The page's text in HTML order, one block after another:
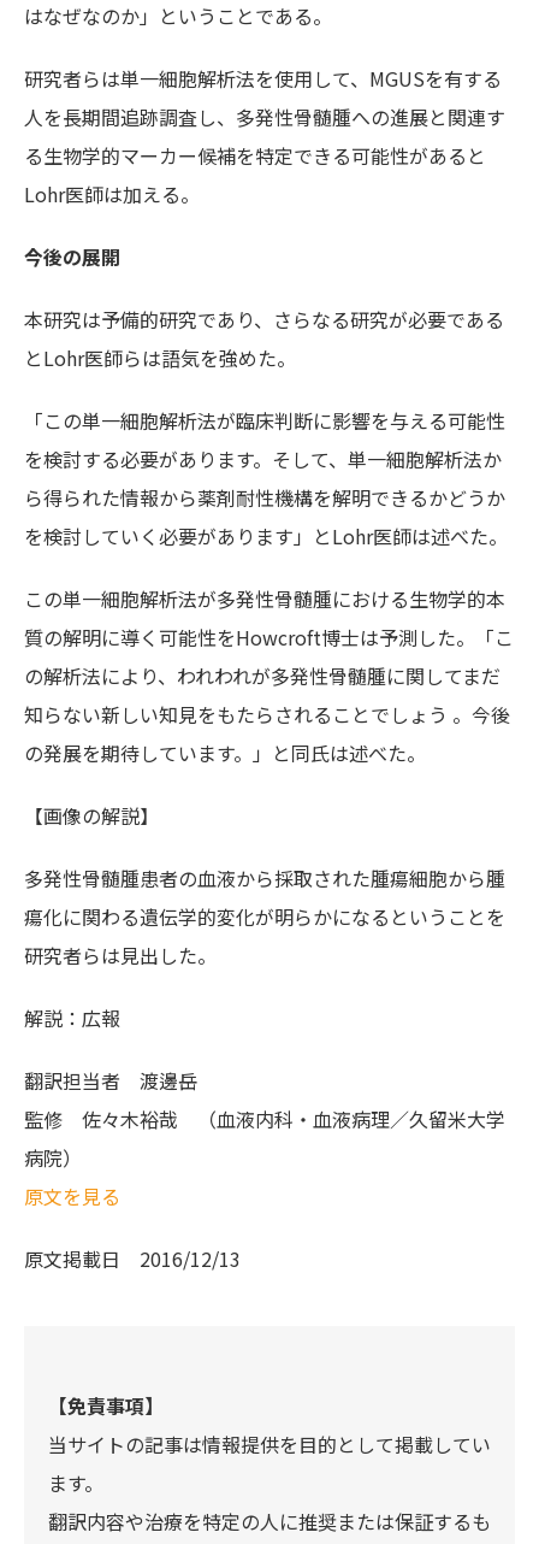
はなぜなのか」ということである。
研究者らは単一細胞解析法を使用して、MGUSを有する
人を長期間追跡調査し、多発性骨髄腫への進展と関連す
る生物学的マーカー候補を特定できる可能性があると
Lohr医師は加える。
今後の展開
本研究は予備的研究であり、さらなる研究が必要である
とLohr医師らは語気を強めた。
「この単一細胞解析法が臨床判断に影響を与える可能性
を検討する必要があります。そして、単一細胞解析法か
ら得られた情報から薬剤耐性機構を解明できるかどうか
を検討していく必要があります」とLohr医師は述べた。
この単一細胞解析法が多発性骨髄腫における生物学的本
質の解明に導く可能性をHowcroft博士は予測した。「こ
の解析法により、われわれが多発性骨髄腫に関してまだ
知らない新しい知見をもたらされることでしょう 。今後
の発展を期待しています。」と同氏は述べた。
【画像の解説】
多発性骨髄腫患者の血液から採取された腫瘍細胞から腫
瘍化に関わる遺伝学的変化が明らかになるということを
研究者らは見出した。
解説：広報
翻訳担当者 渡邊岳
監修 佐々木裕哉 （血液内科・血液病理／久留米大学
病院）
原文を見る
原文掲載日 2016/12/13
【免責事項】
当サイトの記事は情報提供を目的として掲載してい
ます。
翻訳内容や治療を特定の人に推奨または保証するも